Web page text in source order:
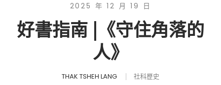
2025 年 12 月 19 日
好書指南 |《守住角落的
人》
THAK TSHEH LANG 社科歷史